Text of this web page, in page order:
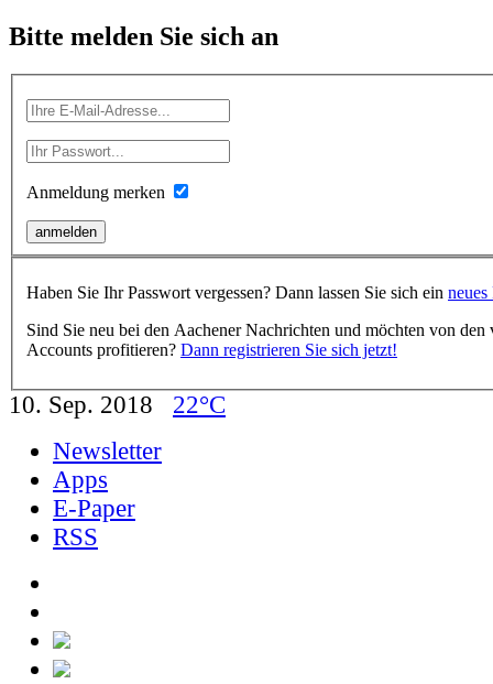
Bitte melden Sie sich an
Anmeldung merken
Haben Sie Ihr Passwort vergessen? Dann lassen Sie sich ein
Sind Sie neu bei den Aachener Nachrichten und möchten von den
Accounts profitieren? Dann registrieren Sie sich jetzt!
10. Sep. 2018
22°C
Newsletter
Apps
E-Paper
RSS